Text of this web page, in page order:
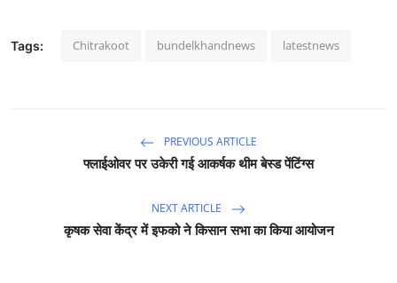
Tags: Chitrakoot bundelkhandnews latestnews
PREVIOUS ARTICLE
फ्लाईओवर पर उकेरी गई आकर्षक थीम बेस्ड पेंटिंग्स
NEXT ARTICLE
कृषक सेवा केंद्र में इफको ने किसान सभा का किया आयोजन